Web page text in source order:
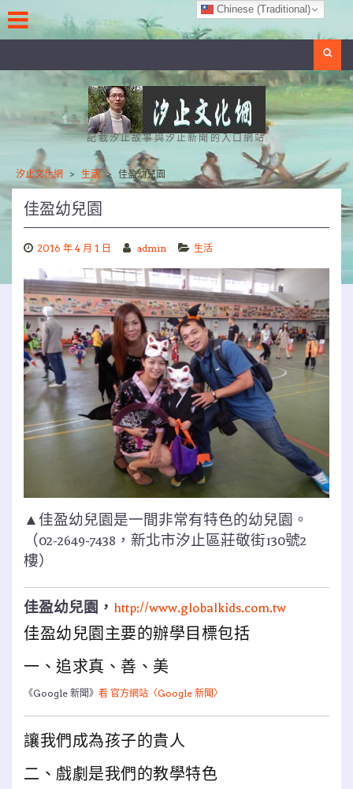
to
content
記載汐止故事與汐止新聞的入口網站
汐止文化網 > 生活 > 佳盈幼兒園
佳盈幼兒園
2016 年 4 月 1 日 admin 生活
▲佳盈幼兒園是一間非常有特色的幼兒園。
（02-2649-7438，新北市汐止區莊敬街130號2
樓）
佳盈幼兒園， http://www.globalkids.com.tw
佳盈幼兒園主要的辦學目標包括
一、追求真、善、美
《Google 新聞》 看 官方網站〈Google 新聞〉
讓我們成為孩子的貴人
二、戲劇是我們的教學特色
Chinese (Traditional)